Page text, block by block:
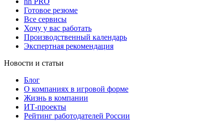
Готовое резюме
Все сервисы
Хочу у вас работать
Производственный календарь
Экспертная рекомендация
Новости и статьи
Блог
О компаниях в игровой форме
Жизнь в компании
ИТ-проекты
Рейтинг работодателей России